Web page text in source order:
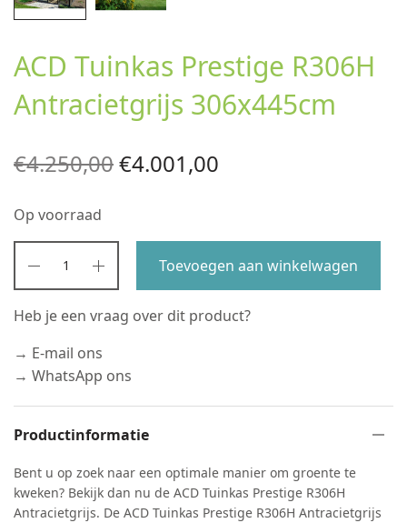
ACD Tuinkas Prestige R306H
Antracietgrijs 306x445cm
€4.250,00Oorspronkelijke
€4.001,00
Op voorraad
Toevoegen aan winkelwagen
Heb je een vraag over dit product?
→ E-mail ons
→ WhatsApp ons
Productinformatie
Bent u op zoek naar een optimale manier om groente te
kweken? Bekijk dan nu de ACD Tuinkas Prestige R306H
Antracietgrijs. De ACD Tuinkas Prestige R306H Antracietgrijs